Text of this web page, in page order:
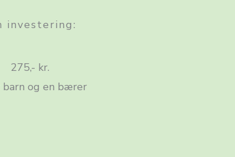
investering:
275,- kr.
og en bærer